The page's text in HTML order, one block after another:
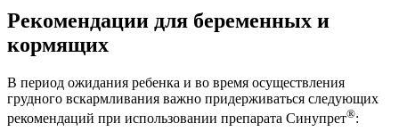
Рекомендации для беременных и
кормящих
В период ожидания ребенка и во время осуществления
грудного вскармливания важно придерживаться следующих
рекомендаций при использовании препарата Синупрет®: